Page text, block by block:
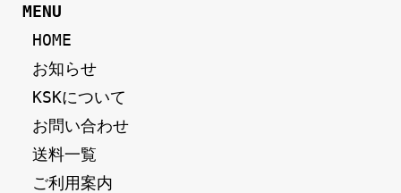
MENU
HOME
お知らせ
KSKについて
お問い合わせ
送料一覧
ご利用案内